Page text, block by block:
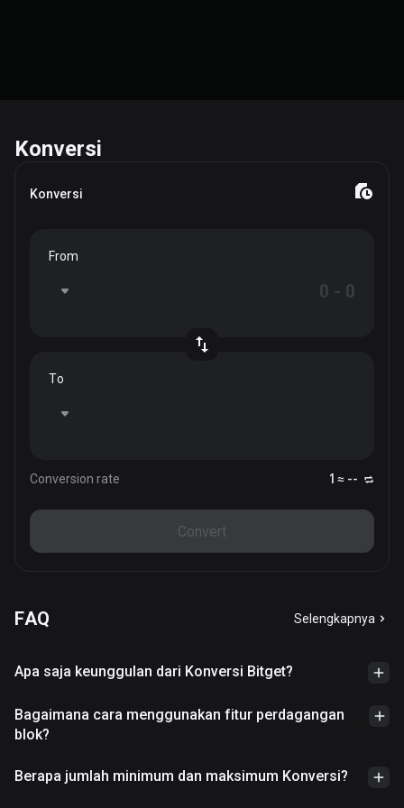
Konversi
Konversi
From
To
Conversion rate 1 ≈ --
Convert
FAQ Selengkapnya
Apa saja keunggulan dari Konversi Bitget?
Bagaimana cara menggunakan fitur perdagangan
blok?
Berapa jumlah minimum dan maksimum Konversi?